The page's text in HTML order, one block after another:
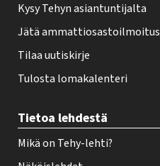
Kysy Tehyn asiantuntijalta
Jätä ammattiosastoilmoitus
Tilaa uutiskirje
Tulosta lomakalenteri
Tietoa lehdestä
Mikä on Tehy-lehti?